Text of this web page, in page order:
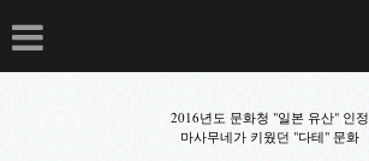
2016년도 문화청 "일본 유산" 인정
마사무네가 키웠던 "다테" 문화